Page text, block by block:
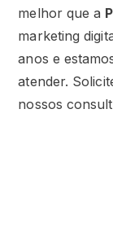
melhor que a
marketing
anos e
atender.
nossos